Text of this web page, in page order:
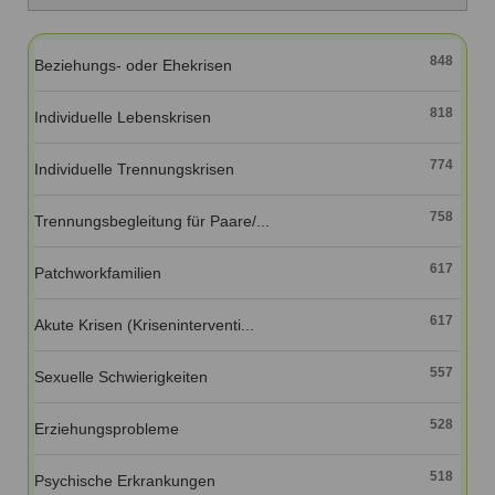
Qualitätssicherung
Qualität unserer Therapeuten
Familienthemen
Fortbildungen
Ausbildungsinstitute
Liste der Fachverbände
Benutzername*
Passwort*
Links
Formular zur Registrierung
Beziehungs- oder Ehekrisen 848
Individuelle Lebenskrisen 818
Individuelle Trennungskrisen 774
Trennungsbegleitung für Paare/... 758
Patchworkfamilien 617
Akute Krisen (Kriseninterventi... 617
Sexuelle Schwierigkeiten 557
Erziehungsprobleme 528
Psychische Erkrankungen 518